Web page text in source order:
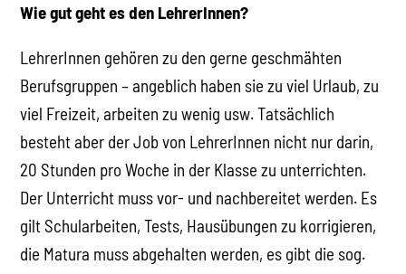
Wie gut geht es den LehrerInnen?
LehrerInnen gehören zu den gerne geschmähten
Berufsgruppen – angeblich haben sie zu viel Urlaub, zu
viel Freizeit, arbeiten zu wenig usw. Tatsächlich
besteht aber der Job von LehrerInnen nicht nur darin,
20 Stunden pro Woche in der Klasse zu unterrichten.
Der Unterricht muss vor- und nachbereitet werden. Es
gilt Schularbeiten, Tests, Hausübungen zu korrigieren,
die Matura muss abgehalten werden, es gibt die sog.